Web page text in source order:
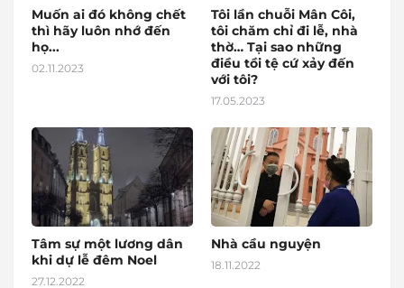
Muốn ai đó không chết
thì hãy luôn nhớ đến
họ...
02.11.2023
Tôi lần chuỗi Mân Côi,
tôi chăm chỉ đi lễ, nhà
thờ… Tại sao những
điều tồi tệ cứ xảy đến
với tôi?
17.05.2023
Tâm sự một lương dân
khi dự lễ đêm Noel
27.12.2022
Nhà cầu nguyện
18.11.2022